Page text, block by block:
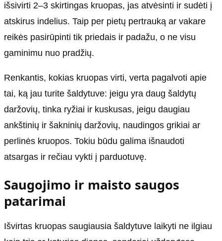
išsivirti 2–3 skirtingas kruopas, jas atvėsinti ir sudėti į
atskirus indelius. Taip per pietų pertrauką ar vakare
reikės pasirūpinti tik priedais ir padažu, o ne visu
gaminimu nuo pradžių.
Renkantis, kokias kruopas virti, verta pagalvoti apie
tai, ką jau turite šaldytuve: jeigu yra daug šaldytų
daržovių, tinka ryžiai ir kuskusas, jeigu daugiau
ankštinių ir šakninių daržovių, naudingos grikiai ar
perlinės kruopos. Tokiu būdu galima išnaudoti
atsargas ir rečiau vykti į parduotuvę.
Saugojimo ir maisto saugos
patarimai
Išvirtas kruopas saugiausia šaldytuve laikyti ne ilgiau